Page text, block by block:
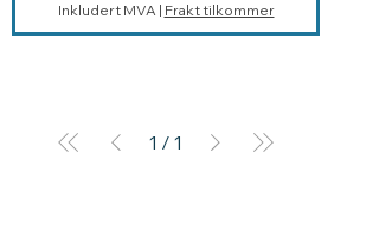
Inkludert MVA | Frakt tilkommer
1 / 1